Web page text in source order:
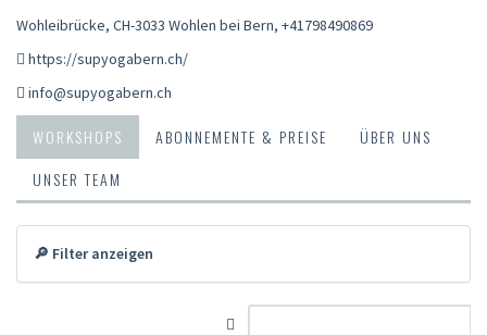
Wohleibrücke, CH-3033 Wohlen bei Bern, +41798490869
https://supyogabern.ch/
info@supyogabern.ch
WORKSHOPS ABONNEMENTE & PREISE
ÜBER UNS
UNSER TEAM
🔎 Filter anzeigen